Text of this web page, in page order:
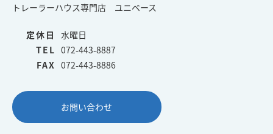
トレーラーハウス専門店 ユニベース
定休日
水曜日
TEL 072-443-8887
FAX 072-443-8886
お問い合わせ